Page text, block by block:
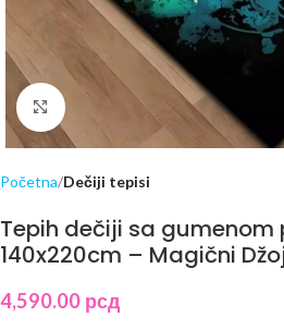
Click to enlarge
Početna Dečiji tepisi
Tepih dečiji sa
140x220cm – Magični
4,590.00 рсд